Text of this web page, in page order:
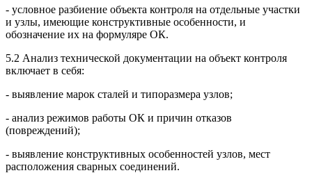
- условное разбиение объекта контроля на отдельные участки
и узлы, имеющие конструктивные особенности, и
обозначение их на формуляре ОК.
5.2 Анализ технической документации на объект контроля
включает в себя:
- выявление марок сталей и типоразмера узлов;
- анализ режимов работы ОК и причин отказов
(повреждений);
- выявление конструктивных особенностей узлов, мест
расположения сварных соединений.